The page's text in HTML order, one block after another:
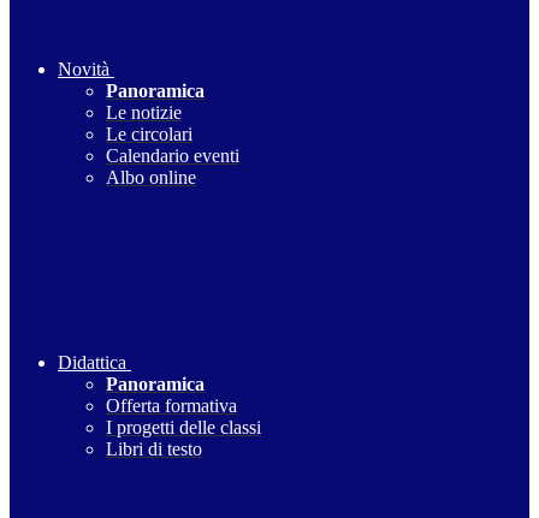
Novità
Panoramica
Le notizie
Le circolari
Calendario eventi
Albo online
Didattica
Panoramica
Offerta formativa
I progetti delle classi
Libri di testo